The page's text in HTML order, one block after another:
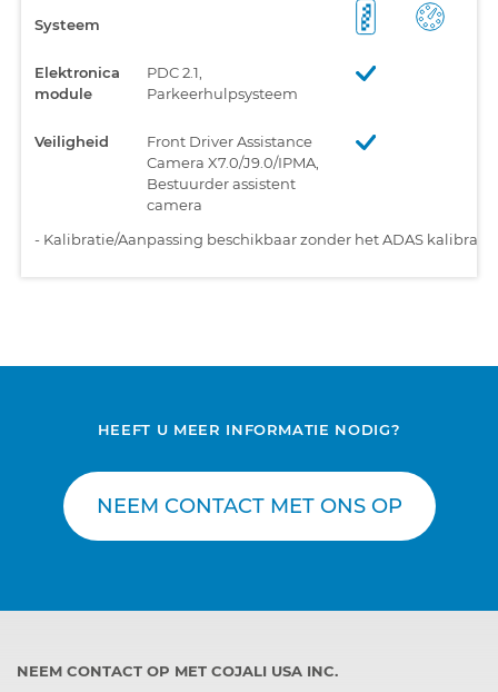
Systeem
Elektronica
module
PDC 2.1,
Parkeerhulpsysteem
Veiligheid
Front Driver Assistance
Camera X7.0/J9.0/IPMA,
Bestuurder assistent
camera
- Kalibratie/Aanpassing beschikbaar zonder het ADAS
HEEFT U MEER INFORMATIE NODIG?
NEEM CONTACT MET ONS OP
NEEM CONTACT OP MET COJALI USA INC.